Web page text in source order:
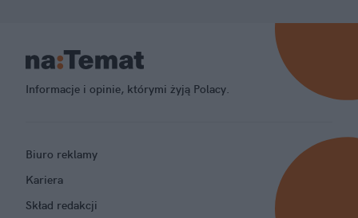
Informacje i opinie, którymi żyją Polacy.
Biuro reklamy
Kariera
Skład redakcji